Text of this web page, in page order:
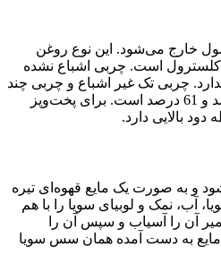
خارج می‌شود‌. این نوع روغن
کلسترول است. چربی اشباع نشده
ندارد. چربی تک غیر اشباع و چربی چند
غیر اشباع آن به ترتیب 24 درصد و 61 درصد است. برای پخت‌وپز
بالایی دارد.
و به صورت یک مایع قهوه‌ای تیره
آب، نمک و لوبیای سویا را با هم
از 12 تا 24 ماه تخمیر آن را آسیاب و سپس آن را
به دست آمده همان سس سویا